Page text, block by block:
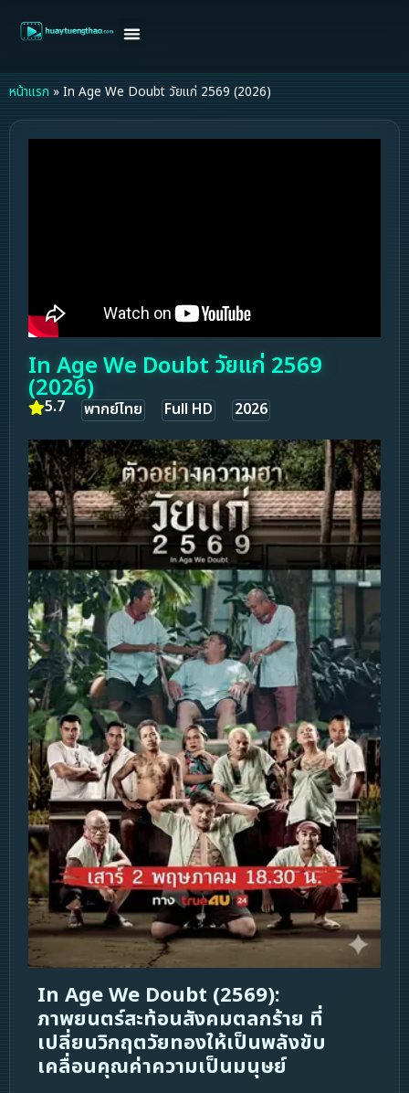
หน้าแรก » In Age We Doubt วัยแก่ 2569 (2026)
In Age We Doubt วัยแก่ 2569
(2026)
5.7 พากย์ไทย Full HD 2026
In Age We Doubt (2569):
ภาพยนตร์สะท้อนสังคมตลกร้าย ที่
เปลี่ยนวิกฤตวัยทองให้เป็นพลังขับ
เคลื่อนคุณค่าความเป็นมนุษย์